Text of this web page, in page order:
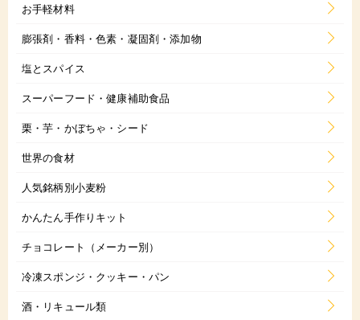
お手軽材料
膨張剤・香料・色素・凝固剤・添加物
塩とスパイス
スーパーフード・健康補助食品
栗・芋・かぼちゃ・シード
世界の食材
人気銘柄別小麦粉
かんたん手作りキット
チョコレート（メーカー別）
冷凍スポンジ・クッキー・パン
酒・リキュール類